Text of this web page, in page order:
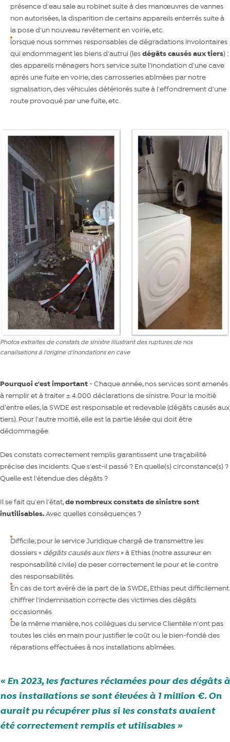
présence d'eau sale au robinet suite à des manœuvres de vannes
non autorisées, la disparition de certains appareils enterrés suite à
la pose d'un nouveau revêtement en voirie, etc.
lorsque nous sommes responsables de dégradations involontaires
qui endommagent les biens d'autrui (lesdégâts causés aux tiers) :
des appareils ménagers hors service suite l'inondation d'une cave
après une fuite en voirie, des carrosseries abîmées par notre
signalisation, des véhicules détériorés suite à l'effondrement d'une
route provoqué par une fuite, etc.
Photos extraites de constats de sinistre illustrant des ruptures de nos
canalisations à l'origine d'inondations en cave
Pourquoi c'est important - Chaque année, nos services sont amenés
à remplir et à traiter ± 4.000 déclarations de sinistre. Pour la moitié
d'entre elles, la SWDE est responsable et redevable (dégâts causés aux
tiers). Pour l'autre moitié, elle est la partie lésée qui doit être
dédommagée.
Des constats correctement remplis garantissent une traçabilité
précise des incidents. Que s'est-il passé ? En quelle(s) circonstance(s) ?
Quelle est l'étendue des dégâts ?
Il se fait qu'en l'état,de nombreux constats de sinistre sont
inutilisables.Avec quelles conséquences ?
Difficile, pour le service Juridique chargé de transmettre les
dossiers « dégâts causés aux tiers» à Ethias (notre assureur en
responsabilité civile) de peser correctement le pour et le contre
des responsabilités.
En cas de tort avéré de la part de la SWDE, Ethias peut difficilement
chiffrer l'indemnisation correcte des victimes des dégâts
occasionnés
De la même manière, nos collègues du service Clientèle n'ont pas
toutes les clés en main pour justifier le coût ou le bien-fondé des
réparations effectuées à nos installations abîmées.
En 2023, les factures réclamées pour des dégâts à
nos installations se sont élevées à 1 million €. On
aurait pu récupérer plus si les constats avaient
été correctement remplis et utilisables